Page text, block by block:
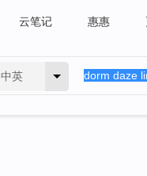
云笔记 惠惠
中英